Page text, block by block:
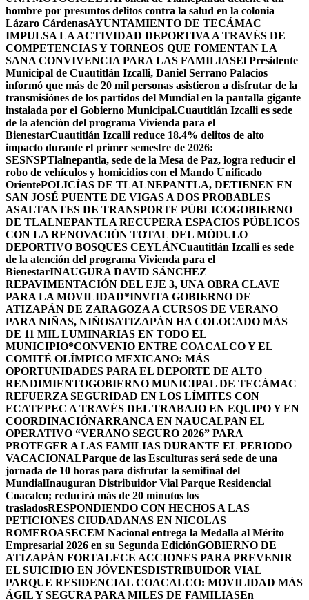
hombre por presuntos delitos contra la salud en la colonia
Lázaro CárdenasAYUNTAMIENTO DE TECÁMAC
IMPULSA LA ACTIVIDAD DEPORTIVA A TRAVÉS DE
COMPETENCIAS Y TORNEOS QUE FOMENTAN LA
SANA CONVIVENCIA PARA LAS FAMILIASEl Presidente
Municipal de Cuautitlán Izcalli, Daniel Serrano Palacios
informó que más de 20 mil personas asistieron a disfrutar de la
transmisiónes de los partidos del Mundial en la pantalla gigante
instalada por el Gobierno Municipal.Cuautitlán Izcalli es sede
de la atención del programa Vivienda para el
BienestarCuautitlán Izcalli reduce 18.4% delitos de alto
impacto durante el primer semestre de 2026:
SESNSPTlalnepantla, sede de la Mesa de Paz, logra reducir el
robo de vehículos y homicidios con el Mando Unificado
OrientePOLICÍAS DE TLALNEPANTLA, ​DETIENEN EN
SAN JOSÉ PUENTE DE VIGAS A DOS PROBABLES
ASALTANTES DE TRANSPORTE PÚBLICOGOBIERNO
DE TLALNEPANTLA RECUPERA ESPACIOS PÚBLICOS
CON LA RENOVACIÓN TOTAL DEL MÓDULO
DEPORTIVO BOSQUES CEYLÁNCuautitlán Izcalli es sede
de la atención del programa Vivienda para el
BienestarINAUGURA DAVID SÁNCHEZ
REPAVIMENTACIÓN DEL EJE 3, UNA OBRA CLAVE
PARA LA MOVILIDAD*INVITA GOBIERNO DE
ATIZAPÁN DE ZARAGOZA A CURSOS DE VERANO
PARA NIÑAS, NIÑOSATIZAPÁN HA COLOCADO MÁS
DE 11 MIL LUMINARIAS EN TODO EL
MUNICIPIO*CONVENIO ENTRE COACALCO Y EL
COMITÉ OLÍMPICO MEXICANO: MÁS
OPORTUNIDADES PARA EL DEPORTE DE ALTO
RENDIMIENTOGOBIERNO MUNICIPAL DE TECÁMAC
REFUERZA SEGURIDAD EN LOS LÍMITES CON
ECATEPEC A TRAVÉS DEL TRABAJO EN EQUIPO Y EN
COORDINACIÓNARRANCA EN NAUCALPAN EL
OPERATIVO “VERANO SEGURO 2026” PARA
PROTEGER A LAS FAMILIAS DURANTE EL PERIODO
VACACIONALParque de las Esculturas será sede de una
jornada de 10 horas para disfrutar la semifinal del
MundialInauguran Distribuidor Vial Parque Residencial
Coacalco; reducirá más de 20 minutos los
trasladosRESPONDIENDO CON HECHOS A LAS
PETICIONES CIUDADANAS EN NICOLAS
ROMEROASECEM Nacional entrega la Medalla al Mérito
Empresarial 2026 en su Segunda EdiciónGOBIERNO DE
ATIZAPÁN FORTALECE ACCIONES PARA PREVENIR
EL SUICIDIO EN JÓVENESDISTRIBUIDOR VIAL
PARQUE RESIDENCIAL COACALCO: MOVILIDAD MÁS
ÁGIL Y SEGURA PARA MILES DE FAMILIASEn